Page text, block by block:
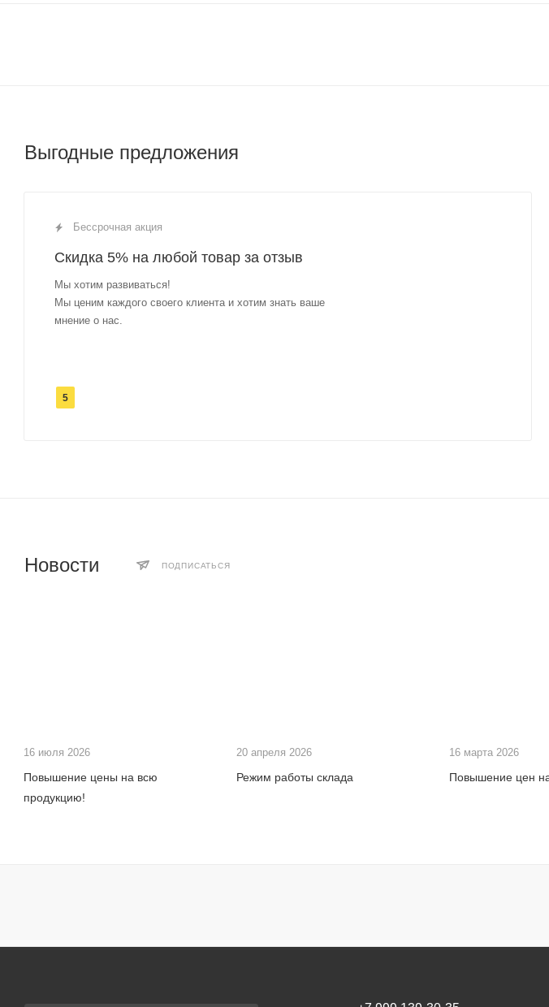
Выгодные предложения
Бессрочная акция
Скидка 5% на любой товар за отзыв
Мы хотим развиваться!
Мы ценим каждого своего клиента и хотим знать ваше
мнение о нас.
5
Новости ПОДПИСАТЬСЯ
16 июля 2026
Повышение цены на всю
продукцию!
20 апреля 2026
Режим работы склада
16 марта 2026
Повышение цен